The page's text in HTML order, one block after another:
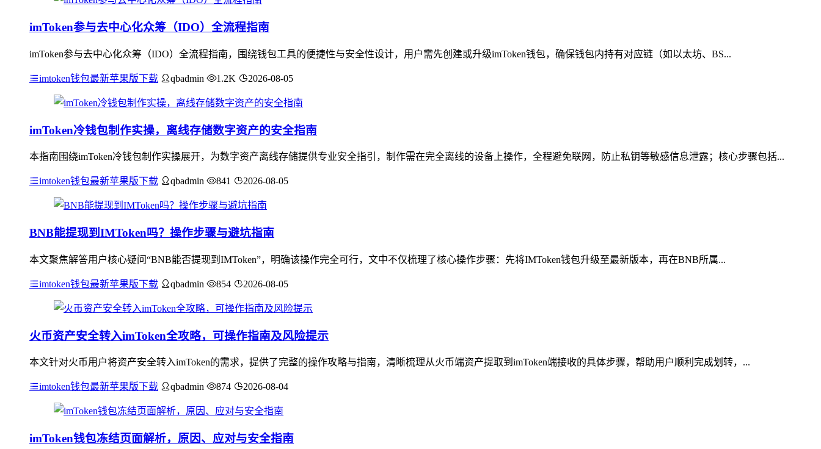
imToken参与去中心化众筹（IDO）全流程指南
imToken参与去中心化众筹（IDO）全流程指南，围绕钱包工具的便捷性与安全性设计，用户需先创建或升级imToken钱包，确保钱包内持有对应链（如以太坊、BS...
imtoken钱包最新苹果版下载 qbadmin 1.2K 2026-08-05
imToken冷钱包制作实操，离线存储数字资产的安全指南
本指南围绕imToken冷钱包制作实操展开，为数字资产离线存储提供专业安全指引，制作需在完全离线的设备上操作，全程避免联网，防止私钥等敏感信息泄露；核心步骤包括...
imtoken钱包最新苹果版下载 qbadmin 841 2026-08-05
BNB能提现到IMToken吗？操作步骤与避坑指南
本文聚焦解答用户核心疑问“BNB能否提现到IMToken”，明确该操作完全可行，文中不仅梳理了核心操作步骤：先将IMToken钱包升级至最新版本，再在BNB所属...
imtoken钱包最新苹果版下载 qbadmin 854 2026-08-05
火币资产安全转入imToken全攻略，可操作指南及风险提示
本文针对火币用户将资产安全转入imToken的需求，提供了完整的操作攻略与指南，清晰梳理从火币端资产提取到imToken端接收的具体步骤，帮助用户顺利完成划转，...
imtoken钱包最新苹果版下载 qbadmin 874 2026-08-04
imToken钱包冻结页面解析，原因、应对与安全指南